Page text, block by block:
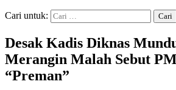
Cari untuk:
Desak Kadis Diknas
Merangin Malah Sebut
“Preman”